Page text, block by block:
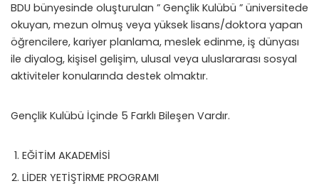
BDU bünyesinde oluşturulan ” Gençlik Kulübü ” üniversitede
okuyan, mezun olmuş veya yüksek lisans/doktora yapan
öğrencilere, kariyer planlama, meslek edinme, iş dünyası
ile diyalog, kişisel gelişim, ulusal veya uluslararası sosyal
aktiviteler konularında destek olmaktır.
Gençlik Kulübü İçinde 5 Farklı Bileşen Vardır.
EĞİTİM AKADEMİSİ
LİDER YETİŞTİRME PROGRAMI